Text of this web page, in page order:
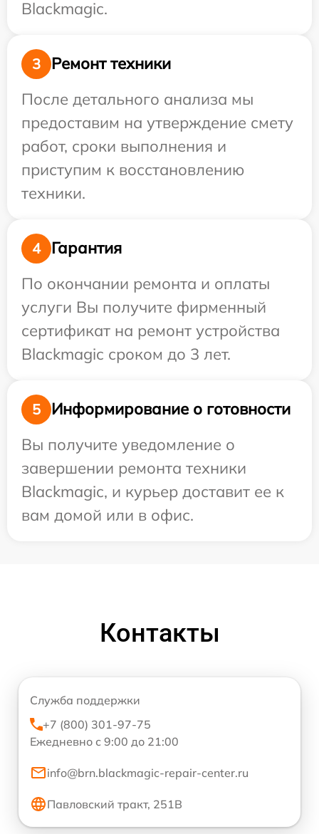
Blackmagic.
3
Ремонт техники
После детального анализа мы
предоставим на утверждение смету
работ, сроки выполнения и
приступим к восстановлению
техники.
4
Гарантия
По окончании ремонта и оплаты
услуги Вы получите фирменный
сертификат на ремонт устройства
Blackmagic сроком до 3 лет.
5
Информирование о готовности
Вы получите уведомление о
завершении ремонта техники
Blackmagic, и курьер доставит ее к
вам домой или в офис.
Контакты
Служба поддержки
+7 (800) 301-97-75
Ежедневно с 9:00 до 21:00
info@brn.blackmagic-repair-center.ru
Павловский тракт, 251В